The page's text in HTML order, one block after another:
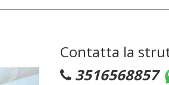
Contatta la
3516568857